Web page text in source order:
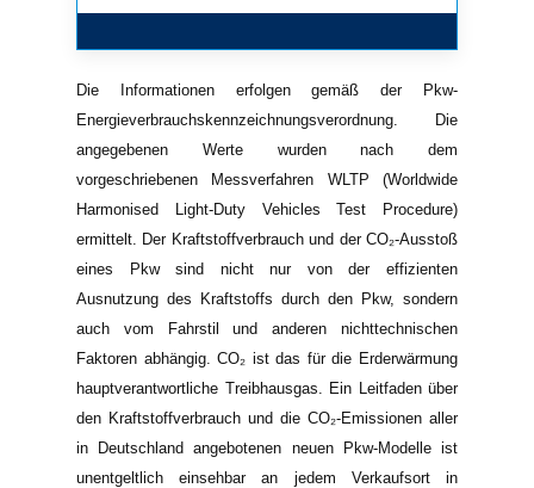
Die Informationen erfolgen gemäß der Pkw-
Energieverbrauchskennzeichnungsverordnung. Die
angegebenen Werte wurden nach dem
vorgeschriebenen Messverfahren WLTP (Worldwide
Harmonised Light-Duty Vehicles Test Procedure)
ermittelt. Der Kraftstoffverbrauch und der CO₂-Ausstoß
eines Pkw sind nicht nur von der effizienten
Ausnutzung des Kraftstoffs durch den Pkw, sondern
auch vom Fahrstil und anderen nichttechnischen
Faktoren abhängig. CO₂ ist das für die Erderwärmung
hauptverantwortliche Treibhausgas. Ein Leitfaden über
den Kraftstoffverbrauch und die CO₂-Emissionen aller
in Deutschland angebotenen neuen Pkw-Modelle ist
unentgeltlich einsehbar an jedem Verkaufsort in